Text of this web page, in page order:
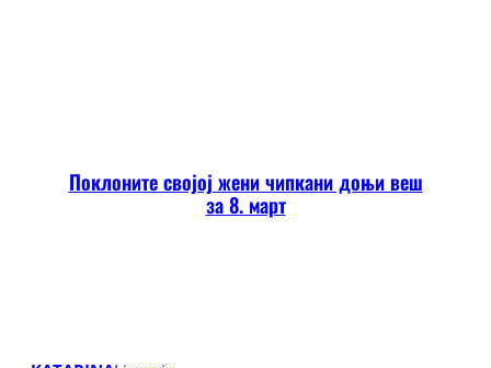
Поклоните својој жени чипкани доњи веш
за 8. март